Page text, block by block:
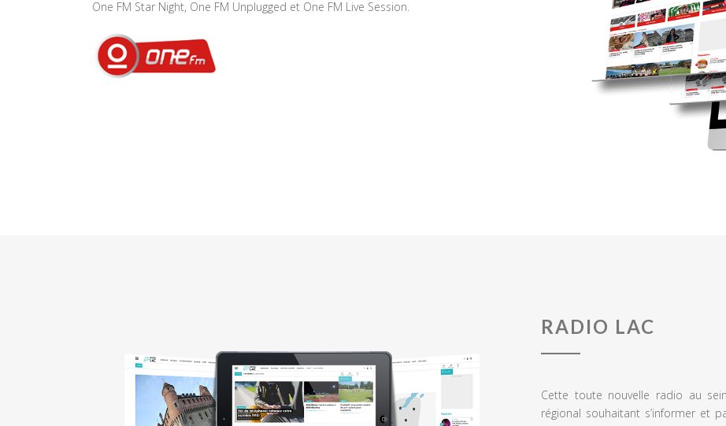
One FM Star Night, One FM Unplugged et One FM Live Session.
RADIO LAC
Cette toute nouvelle radio au
régional souhaitant s’informer et